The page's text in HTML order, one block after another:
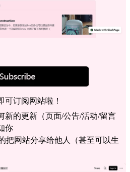
可订阅网站啦！
新的更新（页面/公告/活动/留言
你
把网站分享给他人（甚至可以生